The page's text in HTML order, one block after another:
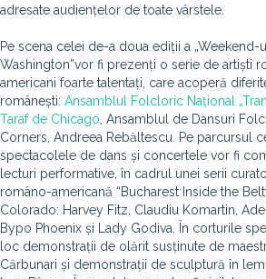
adresate audiențelor de toate vârstele.
Pe scena celei de-a doua ediții a
Washington”vor fi prezenți o serie de artiști
americani foarte talentați, care acoperă
românești: Ansamblul Folcloric Național
Taraf de Chicago , Ansamblul de Dansuri
Corners, Andreea Rebăltescu. Pe parcursul
spectacolele de dans și concertele vor fi
lecturi performative, în cadrul unei serii
româno-americană “Bucharest Inside the
Colorado: Harvey Fitz, Claudiu Komartin,
Bypo Phoenix și Lady Godiva. În corturile
loc demonstrații de olărit susținute de
Cărbunari și demonstrații de sculptură în